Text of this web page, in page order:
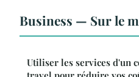
Business — Sur le
Utiliser les services d'un